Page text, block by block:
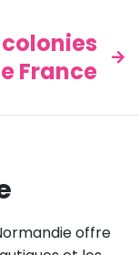
France
offre